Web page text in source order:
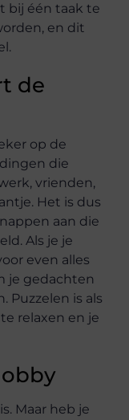
bij één taak te
en dit
de
op de
die
vrienden,
Het is dus
aan die
Als je je
even alles
je gedachten
Puzzelen is als
relaxen en je
Maar heb je